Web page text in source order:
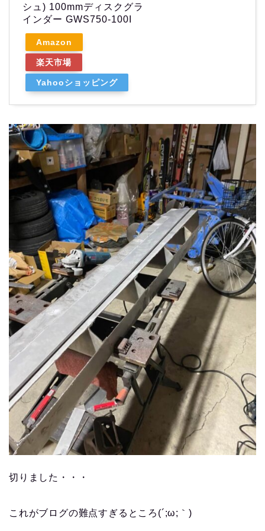
シュ) 100mmディスクグラ
インダー GWS750-100I
Amazon
楽天市場
Yahooショッピング
切りました・・・
これがブログの難点すぎるところ(´;ω;｀)